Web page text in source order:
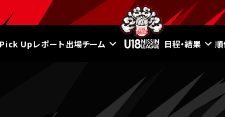
Pick Upレポート出場チーム 日程・結果 順